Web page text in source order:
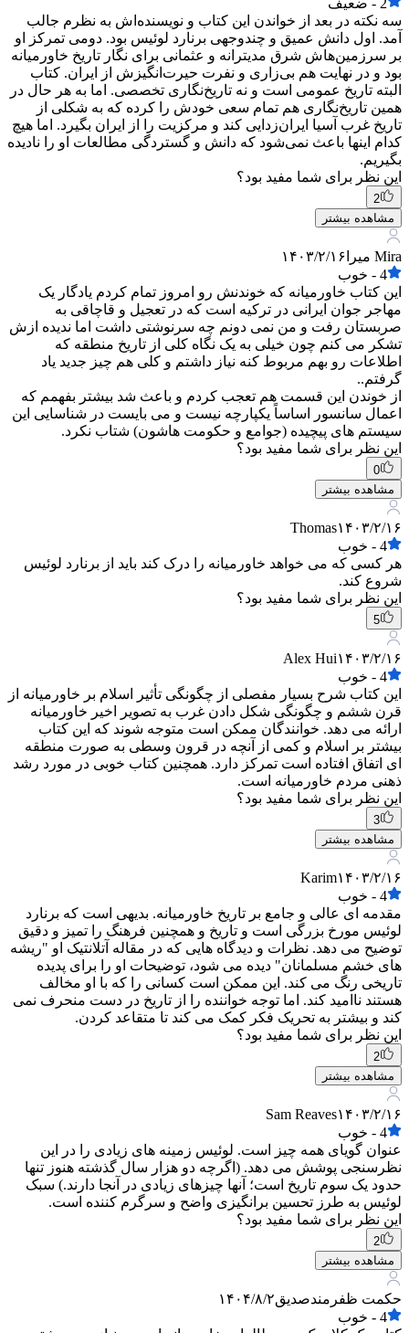
2
- ضعیف
سه نکته در بعد از خواندن این کتاب و نویسنده‌اش به نظرم جالب
آمد. اول دانش عمیق و چندوجهی برنارد لوئیس بود. دومی تمرکز او
بر سرزمین‌هاش شرق مدیترانه و عثمانی برای نگار تاریخ خاورمیانه
بود و در نهایت هم بی‌زاری و نفرت حیرت‌انگیزش از ایران. کتاب
البته تاریخ عمومی است و نه تاریخ‌نگاری تخصصی. اما به هر حال در
همین تاریخ‌نگاری هم تمام سعی خودش را کرده که به شکلی از
تاریخ غرب آسیا ایران‌زدایی کند و مرکزیت را از ایران بگیرد. اما هیچ
کدام اینها باعث نمی‌شود که دانش و گستردگی مطالعات او را نادیده
بگیریم.
این نظر برای شما مفید بود؟
2
مشاهده بیشتر
Mira میرا
۱۴۰۳/۲/۱۶
4
- خوب
این کتاب خاورمیانه که خوندنش رو امروز تمام کردم یادگار یک
مهاجر جوان ایرانی در ترکیه است که در تعجیل و قاچاقی به
صربستان رفت و من نمی دونم چه سرنوشتی داشت اما ندیده ازش
تشکر می کنم چون خیلی به یک نگاه کلی از تاریخ منطقه که
اطلاعات رو بهم مربوط کنه نیاز داشتم و کلی هم چیز جدید یاد
گرفتم..
از خوندن این قسمت هم تعجب کردم و باعث شد بیشتر بفهمم که
اعمال سانسور اساساً یکپارچه نیست و می بایست در شناسایی این
سیستم های پیچیده (جوامع و حکومت هاشون) شتاب نکرد.
این نظر برای شما مفید بود؟
0
مشاهده بیشتر
Thomas۱۴۰۳/۲/۱۶
4
- خوب
هر کسی که می خواهد خاورمیانه را درک کند باید از برنارد لوئیس
شروع کند.
این نظر برای شما مفید بود؟
5
Alex Hui۱۴۰۳/۲/۱۶
4
- خوب
این کتاب شرح بسیار مفصلی از چگونگی تأثیر اسلام بر خاورمیانه از
قرن ششم و چگونگی شکل دادن غرب به تصویر اخیر خاورمیانه
ارائه می دهد. خوانندگان ممکن است متوجه شوند که این کتاب
بیشتر بر اسلام و کمی از آنچه در قرون وسطی به صورت منطقه
ای اتفاق افتاده است تمرکز دارد. همچنین کتاب خوبی در مورد رشد
ذهنی مردم خاورمیانه است.
این نظر برای شما مفید بود؟
3
مشاهده بیشتر
Karim۱۴۰۳/۲/۱۶
4
- خوب
مقدمه ای عالی و جامع بر تاریخ خاورمیانه. بدیهی است که برنارد
لوئیس مورخ بزرگی است و تاریخ و همچنین فرهنگ را تمیز و دقیق
توضیح می دهد. نظرات و دیدگاه هایی که در مقاله آتلانتیک او "ریشه
های خشم مسلمانان" دیده می شود، توضیحات او را برای پدیده
تاریخی رنگ می کند. این ممکن است کسانی را که با او مخالف
هستند ناامید کند. اما توجه خواننده را از تاریخ در دست منحرف نمی
کند و بیشتر به تحریک فکر کمک می کند تا متقاعد کردن.
این نظر برای شما مفید بود؟
2
مشاهده بیشتر
Sam Reaves۱۴۰۳/۲/۱۶
4
- خوب
عنوان گویای همه چیز است. لوئیس زمینه های زیادی را در این
نظرسنجی پوشش می دهد. (اگرچه دو هزار سال گذشته هنوز تنها
حدود یک سوم تاریخ است؛ آنها چیزهای زیادی در آنجا دارند.) سبک
لوئیس به طرز تحسین برانگیزی واضح و سرگرم کننده است.
این نظر برای شما مفید بود؟
2
مشاهده بیشتر
حکمت ظفرمندصدیق۱۴۰۴/۸/۲
4
- خوب